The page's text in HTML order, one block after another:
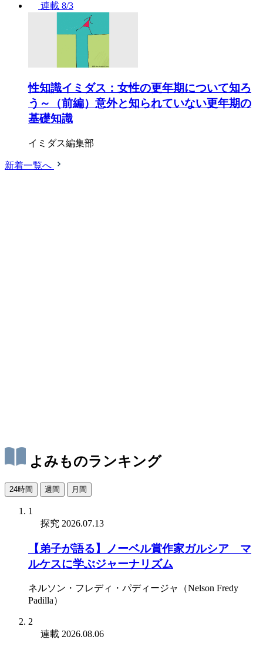
連載 8/3
性知識イミダス：女性の更年期について知ろ
う～（前編）意外と知られていない更年期の
基礎知識
イミダス編集部
新着一覧へ
よみものランキング
24時間 週間 月間
1
探究 2026.07.13
【弟子が語る】ノーベル賞作家ガルシア゠マ
ルケスに学ぶジャーナリズム
ネルソン・フレディ・パディージャ（Nelson Fredy
Padilla）
2
連載 2026.08.06